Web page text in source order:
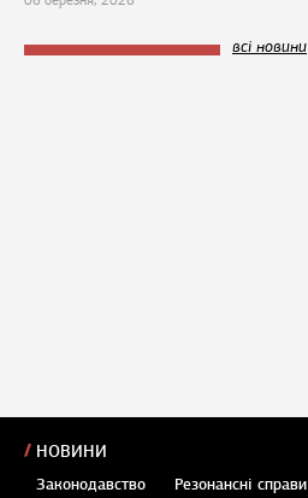
всі новини
НОВИНИ
Законодавство Резонансні справи